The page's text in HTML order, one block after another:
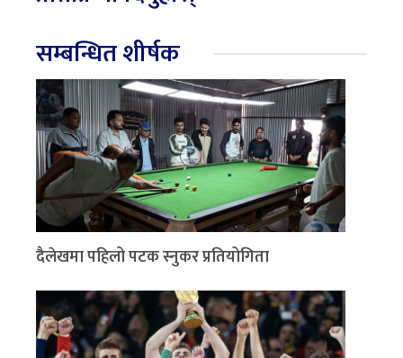
सम्बन्धित शीर्षक
दैलेखमा पहिलो पटक स्नुकर प्रतियोगिता